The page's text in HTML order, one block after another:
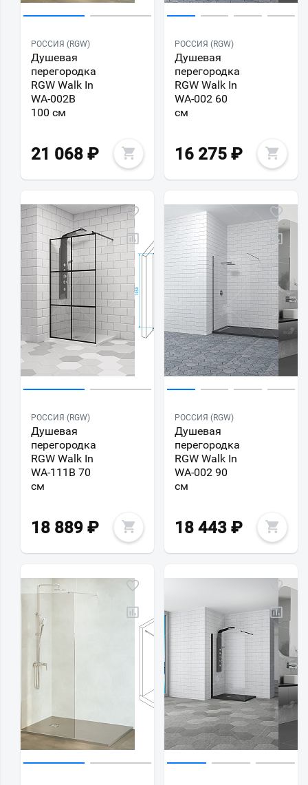
РОССИЯ (RGW)
Душевая
перегородка
RGW Walk In
WA-002B
100 см
21 068 ₽
РОССИЯ (RGW)
Душевая
перегородка
RGW Walk In
WA-002 60
см
16 275 ₽
РОССИЯ (RGW)
Душевая
перегородка
RGW Walk In
WA-111B 70
см
18 889 ₽
РОССИЯ (RGW)
Душевая
перегородка
RGW Walk In
WA-002 90
см
18 443 ₽